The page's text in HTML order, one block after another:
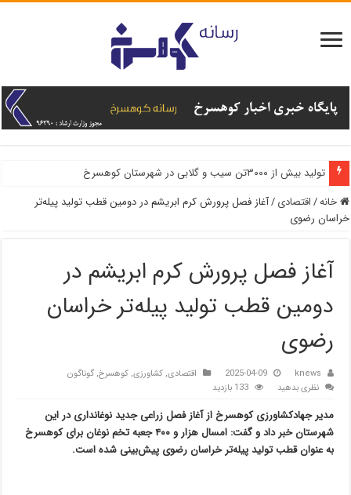
تولید بیش از ۳۰۰۰تن سیب و گلابی در شهرستان کوهسرخ
خانه/اقتصادی /آغاز فصل پرورش کرم ابریشم در دومین قطب تولید پیله‌تر
خراسان رضوی
آغاز فصل پرورش کرم ابریشم در
دومین قطب تولید پیله‌تر خراسان
رضوی
knews
2025-04-09 اقتصادی,کشاورزی,کوهسرخ,گوناگون
نظری بدهید
133 بازدید
مدیر جهادکشاورزی کوهسرخ از آغاز فصل زراعی جدید نوغانداری در این
شهرستان خبر داد و گفت: امسال هزار و ۴۰۰ جعبه تخم نوغان برای کوهسرخ
به عنوان قطب تولید پیله‌تر خراسان رضوی پیش‌بینی شده است.